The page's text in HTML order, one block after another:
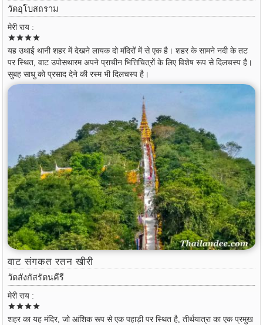
วัดอุโบสถราม
मेरी राय :
starstarstarstar
यह उथाई थानी शहर में देखने लायक दो मंदिरों में से एक है। शहर के सामने नदी के तट
पर स्थित, वाट उपोसथारम अपने प्राचीन भित्तिचित्रों के लिए विशेष रूप से दिलचस्प है।
सुबह साधु को प्रसाद देने की रस्म भी दिलचस्प है।
वाट संगकत रतन खीरी
วัดสังกัสรัตนคีรี
मेरी राय :
starstarstarstar
शहर का यह मंदिर, जो आंशिक रूप से एक पहाड़ी पर स्थित है, तीर्थयात्रा का एक प्रमुख